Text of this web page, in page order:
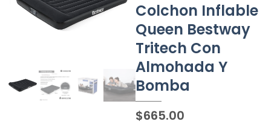
Colchon Inflable
Queen Bestway
Tritech Con
Almohada Y
Bomba
$665.00